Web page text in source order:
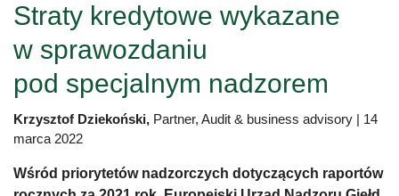
Straty kredytowe wykazane
w sprawozdaniu
pod specjalnym nadzorem
Krzysztof Dziekoński, Partner, Audit & business advisory | 14
marca 2022
Wśród priorytetów nadzorczych dotyczących raportów